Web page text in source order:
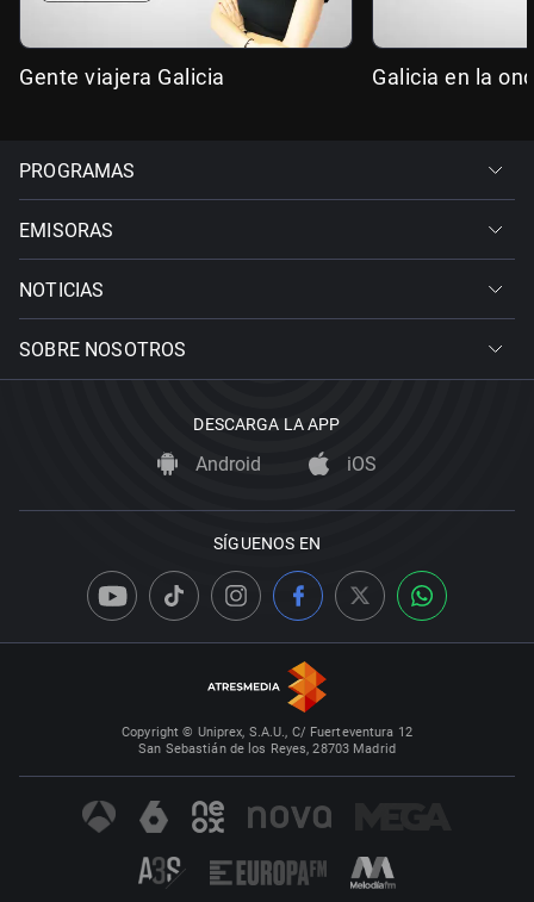
Gente viajera Galicia Galicia en la
PROGRAMAS
EMISORAS
NOTICIAS
SOBRE NOSOTROS
DESCARGA LA APP
Android iOS
SÍGUENOS EN
Copyright © Uniprex, S.A.U., C/ Fuerteventura 12
San Sebastián de los Reyes, 28703 Madrid